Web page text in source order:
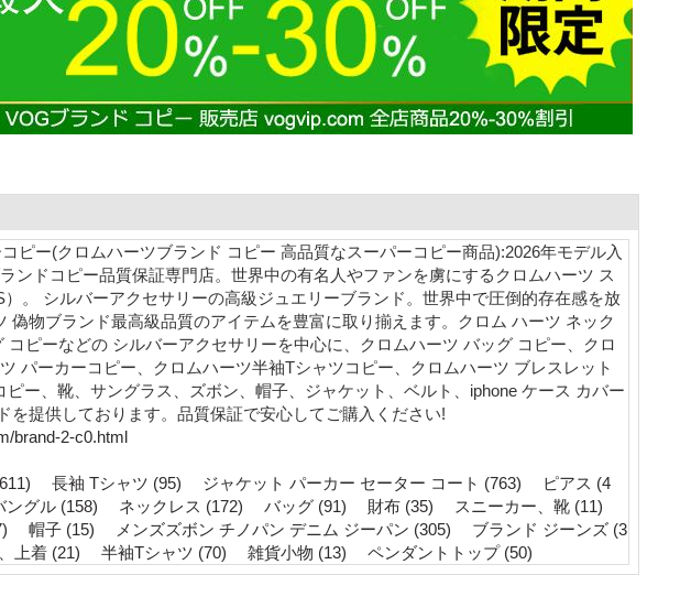
ピー(クロムハーツブランド コピー 高品質なスーパーコピー商品):2026年モデル入
ンドコピー品質保証専門店。世界中の有名人やファンを虜にするクロムハーツ ス
。 シルバーアクセサリーの高級ジュエリーブランド。世界中で圧倒的存在感を放
偽物ブランド最高級品質のアイテムを豊富に取り揃えます。クロム ハーツ ネック
コピーなどの シルバーアクセサリーを中心に、クロムハーツ バッグ コピー、クロ
パーカーコピー、クロムハーツ半袖Tシャツコピー、クロムハーツ ブレスレット
ー、靴、サングラス、ズボン、帽子、ジャケット、ベルト、iphone ケース カバー
を提供しております。品質保証で安心してご購入ください!
brand-2-c0.html
長袖 Tシャツ (95) ジャケット パーカー セーター コート (763)
ピアス (4
ングル (158) ネックレス (172) バッグ (91) 財布 (35)
スニーカー、靴 (11)
帽子 (15) メンズズボン チノパン デニム ジーパン (305)
ブランド ジーンズ (3
上着 (21) 半袖Tシャツ (70) 雑貨小物 (13) ペンダントトップ (50)